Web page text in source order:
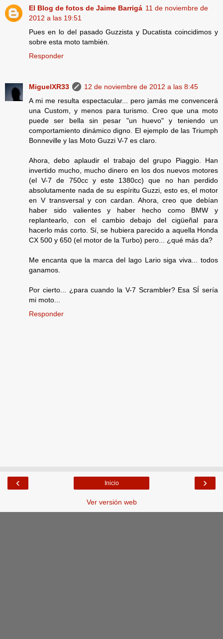
El Blog de fotos de Jaime Barrigá 11 de noviembre de
2012 a las 19:51
Pues en lo del pasado Guzzista y Ducatista coincidimos y
sobre esta moto también.
Responder
MiguelXR33
12 de noviembre de 2012 a las 8:45
A mi me resulta espectacular... pero jamás me convencerá
una Custom, y menos para turismo. Creo que una moto
puede ser bella sin pesar "un huevo" y teniendo un
comportamiento dinámico digno. El ejemplo de las Triumph
Bonneville y las Moto Guzzi V-7 es claro.
Ahora, debo aplaudir el trabajo del grupo Piaggio. Han
invertido mucho, mucho dinero en los dos nuevos motores
(el V-7 de 750cc y este 1380cc) que no han perdido
absolutamente nada de su espíritu Guzzi, esto es, el motor
en V transversal y con cardan. Ahora, creo que debían
haber sido valientes y haber hecho como BMW y
replantearlo, con el cambio debajo del cigüeñal para
hacerlo más corto. Sí, se hubiera parecido a aquella Honda
CX 500 y 650 (el motor de la Turbo) pero... ¿qué más da?
Me encanta que la marca del lago Lario siga viva... todos
ganamos.
Por cierto... ¿para cuando la V-7 Scrambler? Esa SÍ sería
mi moto...
Responder
‹ ›
Inicio
Ver versión web